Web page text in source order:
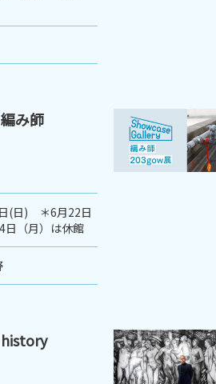
み師
(日) ＊6月22日
日（月）は休館